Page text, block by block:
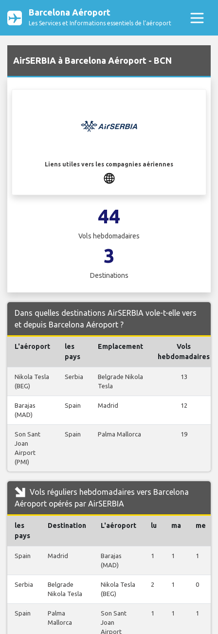
Barcelona Aéroport
Les Services et Informations essentiels de l’aéroport
AirSERBIA à Barcelona Aéroport - BCN
Liens utiles vers les compagnies aériennes
44
Vols hebdomadaires
3
Destinations
Dans quelles destinations AirSERBIA vole-t-elle vers
et depuis Barcelona Aéroport ?
L'aéroport
les
pays
Emplacement
Vols
hebdomadaires
Nikola Tesla
(BEG)
Serbia
Belgrade Nikola
Tesla
13
Barajas
(MAD)
Spain Madrid 12
Son Sant
Joan
Airport
(PMI)
Spain Palma Mallorca 19
Vols réguliers hebdomadaires vers Barcelona
Aéroport opérés par AirSERBIA
les
pays
Destination L'aéroport lu ma me
Spain Madrid
Barajas
(MAD)
1 1 1
Serbia
Belgrade
Nikola Tesla
Nikola Tesla
(BEG)
2 1 0
Spain
Palma
Mallorca
Son Sant
Joan
Airport
1 1 1